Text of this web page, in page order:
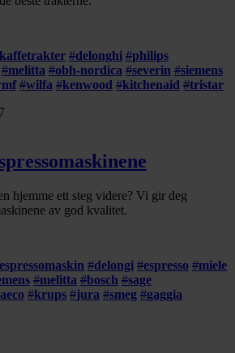
kaffetrakter #delonghi #philips
#melitta #obh-nordica #severin #siemens
#wilfa #kenwood #kitchenaid #tristar
hjemme ett steg videre? Vi gir deg
av god kvalitet.
espressomaskin #delongi #espresso #miele
#melitta #bosch #sage
#krups #jura #smeg #gaggia